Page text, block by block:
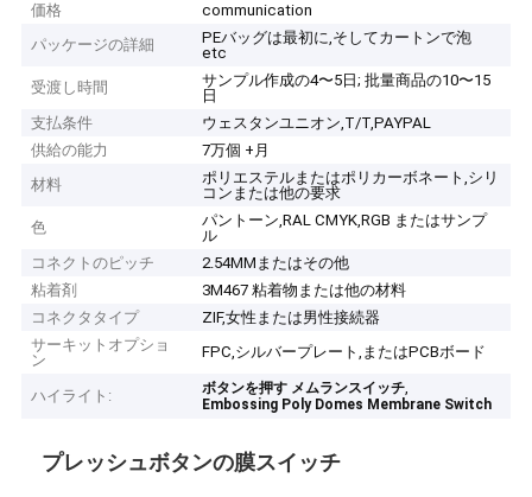
価格
communication
パッケージの詳細
PEバッグは最初に,そしてカートンで泡
etc
受渡し時間
サンプル作成の4〜5日; 批量商品の10〜15
日
支払条件
ウェスタンユニオン,T/T,PAYPAL
供給の能力
7万個 +月
材料
ポリエステルまたはポリカーボネート,シリ
コンまたは他の要求
色
パントーン,RAL CMYK,RGB またはサンプ
ル
コネクトのピッチ
2.54MMまたはその他
粘着剤
3M467 粘着物または他の材料
コネクタタイプ
ZIF,女性または男性接続器
サーキットオプショ
ン
FPC,シルバープレート,またはPCBボード
ハイライト: ボタンを押す メムランスイッチ,
Embossing Poly Domes Membrane Switch
プレッシュボタンの膜スイッチ